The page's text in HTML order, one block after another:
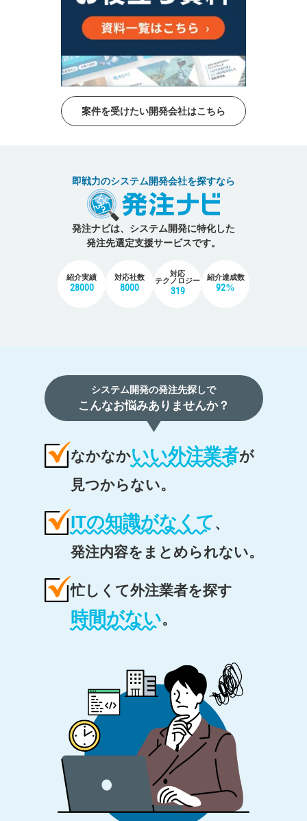
案件を受けたい開発会社はこちら
即戦力のシステム開発会社を探すなら
発注ナビは、システム開発に特化した
発注先選定支援サービスです。
紹介実績
28000
対応社数
8000
対応
テクノロジー
319
紹介達成数
92%
システム開発の発注先探しで
こんなお悩みありませんか？
なかなかいい外注業者が
見つからない。
ITの知識がなくて 、
発注内容をまとめられない。
忙しくて外注業者を探す
時間がない。